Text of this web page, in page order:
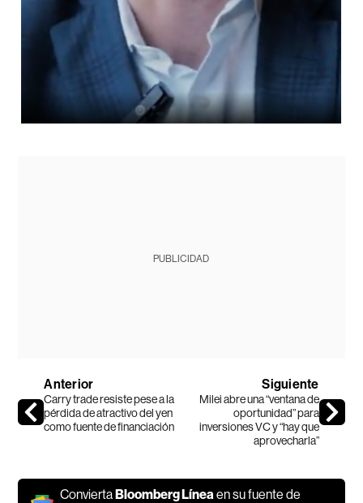
PUBLICIDAD
Anterior
Carry trade resiste pese a la
pérdida de atractivo del yen
como fuente de financiación
Siguiente
Milei abre una “ventana de
oportunidad” para
inversiones VC y “hay que
aprovecharla”
ConviertaBloomberg Línea en su fuente de